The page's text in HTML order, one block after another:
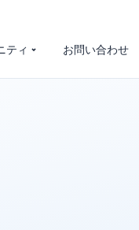
ティ お問い合わせ